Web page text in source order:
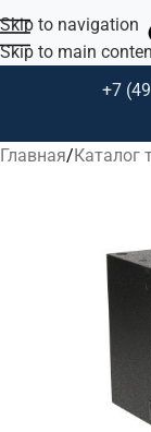
Skip to navigation
Skip to main
+7
Главная Каталог